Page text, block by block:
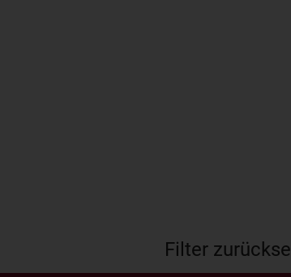
Filter